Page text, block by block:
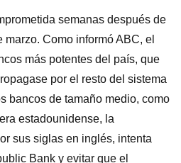
semanas después de
Como informó ABC, el
más potentes del país, que
por el resto del sistema
bancos de tamaño medio, como
estadounidense, la
sus siglas en inglés, intenta
Bank y evitar que el